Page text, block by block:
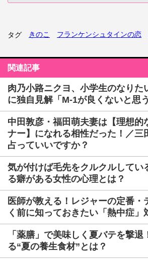
タグ きのこ フランケンシュタインの恋
関連記事
肉乃小路ニクヨ、小学生のなりた
に独自見解「M-1が良くないと思
中田敦彦・福田萌夫妻は【理想的
ナー】になれる相性だった！／三
占っていいですか？
気が付けば毛先をクルクルして
る癖がある女性の心理とは？
医師が教える！レジャーの定番・
く前に知っておきたい「熱中症」
「薬膳」で美味しく夏バテを撃退
る“夏の養生食材”とは？